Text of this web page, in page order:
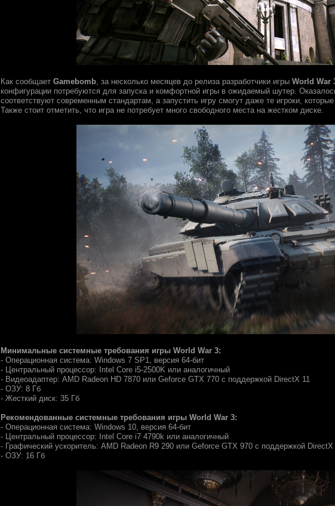
Как сообщает Gamebomb, за несколько месяцев до релиза разработчики игры World War
конфигурации потребуются для запуска и комфортной игры в ожидаемый шутер.
соответствуют современным стандартам, а запустить игру смогут даже те игроки,
Также стоит отметить, что игра не потребует много свободного места на жестком диске.
Минимальные системные требования игры World War 3:
- Операционная система: Windows 7 SP1, версия 64-бит
- Центральный процессор: Intel Core i5-2500K или аналогичный
- Видеоадаптер: AMD Radeon HD 7870 или Geforce GTX 770 с поддержкой DirectX 11
- ОЗУ: 8 Гб
- Жесткий диск: 35 Гб
Рекомендованные системные требования игры World War 3:
- Операционная система: Windows 10, версия 64-бит
- Центральный процессор: Intel Core i7 4790k или аналогичный
- Графический ускоритель: AMD Radeon R9 290 или Geforce GTX 970 с поддержкой DirectX
- ОЗУ: 16 Гб